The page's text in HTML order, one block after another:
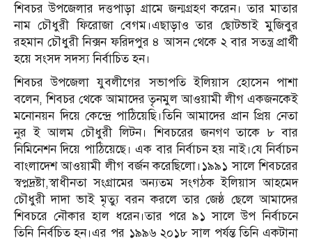
শিবচর উপজেলার দত্তপাড়া গ্রামে জন্মগ্রহণ করেন। তার মাতার
নাম চৌধুরী ফিরোজা বেগম।এছাড়াও তার ছোটভাই মুজিবুর
রহমান চৌধুরী নিক্সন ফরিদপুর ৪ আসন থেকে ২ বার সতন্ত্র প্রার্থী
হয়ে সংসদ সদস্য নির্বাচিত হন।
শিবচর উপজেলা যুবলীগের সভাপতি ইলিয়াস হোসেন পাশা
বলেন, শিবচর থেকে আমাদের তৃনমুল আওয়ামী লীগ একজনকেই
মনোনয়ন দিয়ে কেন্দ্রে পাঠিয়েছি।তিনি আমাদের প্রান প্রিয় নেতা
নুর ই আলম চৌধুরী লিটন। শিবচরের জনগণ তাকে ৮ বার
নিমিনেশন দিয়ে পাঠিয়েছে। এক বার নির্বাচন হয় নাই।যে নির্বাচন
বাংলাদেশ আওয়ামী লীগ বর্জন করেছিলো।১৯৯১ সালে শিবচরের
স্বপ্নদ্রষ্টা,স্বাধীনতা সংগ্রামের অন্যতম সংগঠক ইলিয়াস আহমেদ
চৌধুরী দাদা ভাই মৃত্যু বরন করলে তার জেষ্ঠ ছেলে আমাদের
শিবচরে নৌকার হাল ধরেন।তার পরে ৯১ সালে উপ নির্বাচনে
তিনি নির্বচিত হন।এর পর ১৯৯৬ ২০১৮ সাল পর্যন্ত তিনি একটানা